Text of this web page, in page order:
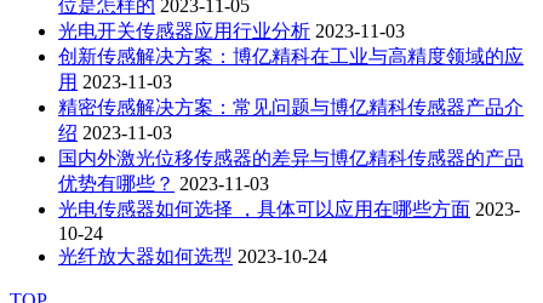
位是怎样的 2023-11-05
光电开关传感器应用行业分析 2023-11-03
创新传感解决方案：博亿精科在工业与高精度领域的应
用 2023-11-03
精密传感解决方案：常见问题与博亿精科传感器产品介
绍 2023-11-03
国内外激光位移传感器的差异与博亿精科传感器的产品
优势有哪些？ 2023-11-03
光电传感器如何选择 ，具体可以应用在哪些方面 2023-
10-24
光纤放大器如何选型 2023-10-24